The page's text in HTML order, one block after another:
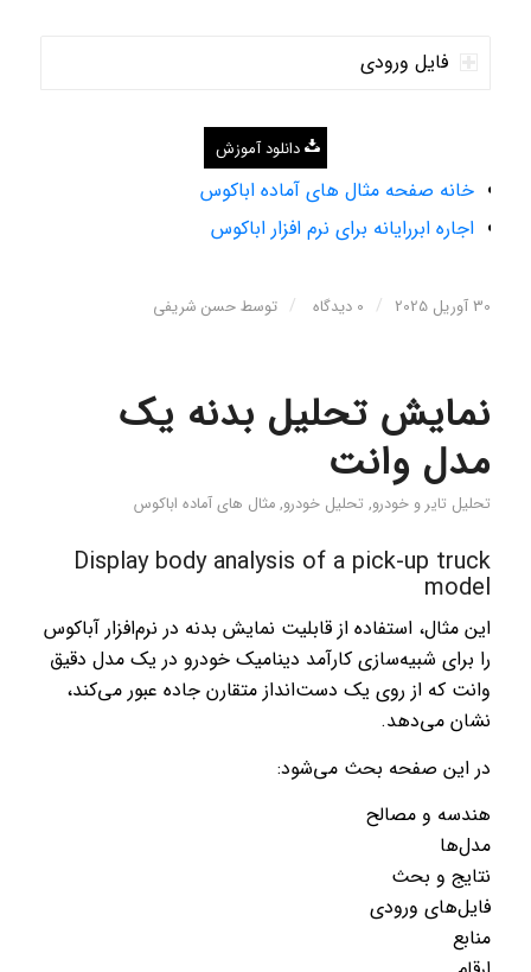
فایل ورودی
دانلود آموزش
خانه صفحه مثال های آماده اباکوس
اجاره ابررایانه برای نرم افزار اباکوس
30 آوریل 2025 / 0 دیدگاه / توسطحسن شریفی
نمایش تحلیل بدنه یک
مدل وانت
تحلیل تایر و خودرو, تحلیل خودرو, مثال های آماده اباکوس
Display body analysis of a pick-up truck
model
این مثال، استفاده از قابلیت نمایش بدنه در نرم‌افزار آباکوس
را برای شبیه‌سازی کارآمد دینامیک خودرو در یک مدل دقیق
وانت که از روی یک دست‌انداز متقارن جاده عبور می‌کند،
نشان می‌دهد.
در این صفحه بحث می‌شود:
هندسه و مصالح
مدل‌ها
نتایج و بحث
فایل‌های ورودی
منابع